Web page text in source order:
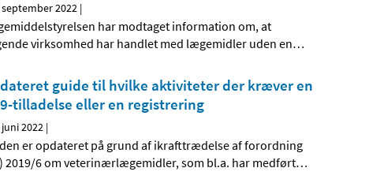
september 2022 |
har modtaget information om, at
virksomhed har handlet med lægemidler uden en…
guide til hvilke aktiviteter der kræver en
tilladelse eller en registrering
juni 2022 |
er opdateret på grund af ikrafttrædelse af forordning
2019/6 om veterinærlægemidler, som bl.a. har medført…